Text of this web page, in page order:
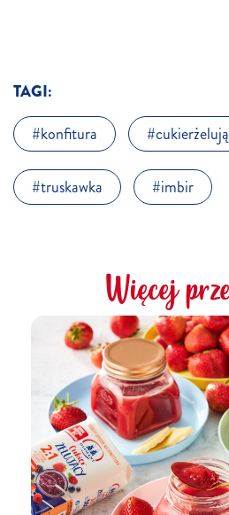
TAGI:
konfitura
truskawka imbir
Więcej